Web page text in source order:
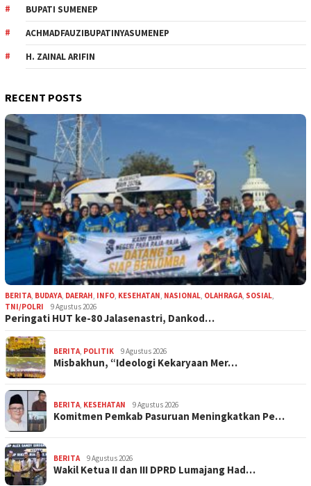
BUPATI SUMENEP
ACHMADFAUZIBUPATINYASUMENEP
H. ZAINAL ARIFIN
RECENT POSTS
BERITA, BUDAYA, DAERAH, INFO, KESEHATAN, NASIONAL, OLAHRAGA, SOSIAL,
TNI/POLRI
9 Agustus 2026
Peringati HUT ke-80 Jalasenastri, Dankod…
BERITA, POLITIK 9 Agustus 2026
Misbakhun, “Ideologi Kekaryaan Mer…
BERITA, KESEHATAN 9 Agustus 2026
Komitmen Pemkab Pasuruan Meningkatkan Pe…
BERITA 9 Agustus 2026
Wakil Ketua II dan III DPRD Lumajang Had…